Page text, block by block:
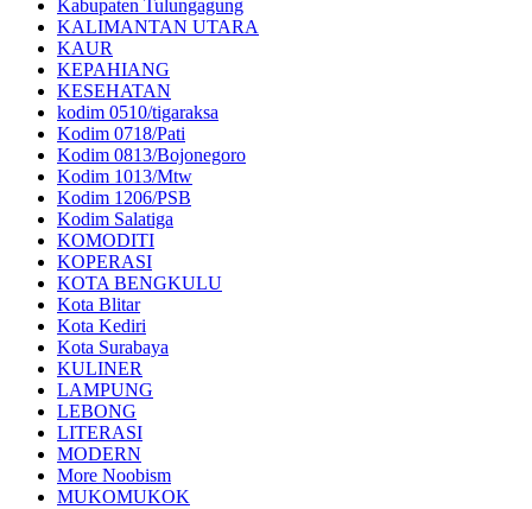
Kabupaten Tulungagung
KALIMANTAN UTARA
KAUR
KEPAHIANG
KESEHATAN
kodim 0510/tigaraksa
Kodim 0718/Pati
Kodim 0813/Bojonegoro
Kodim 1013/Mtw
Kodim 1206/PSB
Kodim Salatiga
KOMODITI
KOPERASI
KOTA BENGKULU
Kota Blitar
Kota Kediri
Kota Surabaya
KULINER
LAMPUNG
LEBONG
LITERASI
MODERN
More Noobism
MUKOMUKOK